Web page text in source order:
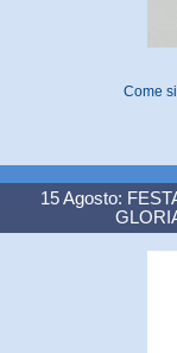
Come
15 Agosto: